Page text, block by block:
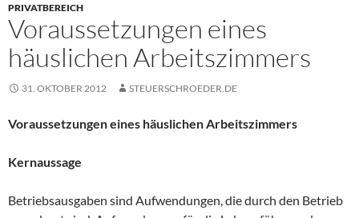
PRIVATBEREICH
Voraussetzungen eines
häuslichen Arbeitszimmers
31. OKTOBER 2012 STEUERSCHROEDER.DE
Voraussetzungen eines häuslichen Arbeitszimmers
Kernaussage
Betriebsausgaben sind Aufwendungen, die durch den Betrieb